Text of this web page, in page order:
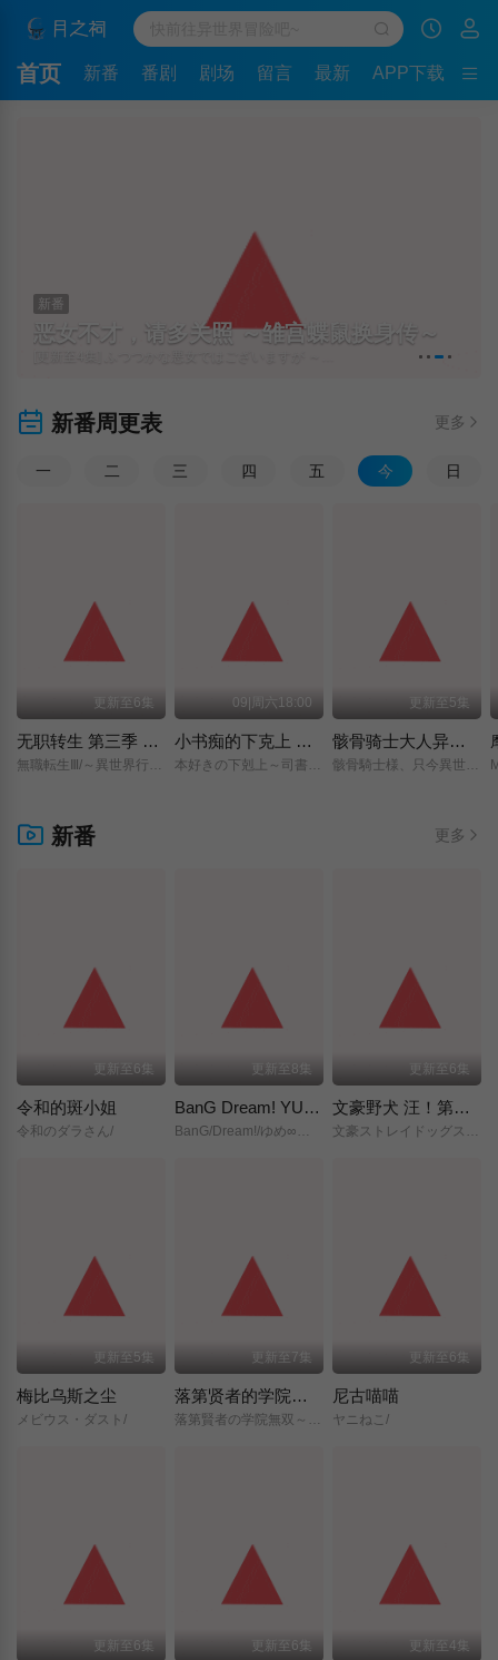
首页 新番 番剧 剧场 留言 最新 APP下载
新番
恶女不才，请多关照 ～雏宫蝶鼠换身传～
新番周更表 更多
一 二 三 四 五 今 日
更新至6集
无职转生 第三季 ～到了异世界就拿出真本事～
無職転生Ⅲ/～異世界行ったら本気だす～/
09|周六18:00
小书痴的下克上 〜为了成为图书管理员而不择手段〜 领主的养女
本好きの下剋上～司書になるためには手段を選んでいられません～/領主の養女/
更新至5集
骸骨骑士大人异世界冒险中 第二季
骸骨騎士様、只今異世界へお出掛け中Ⅱ/
新番 更多
更新至6集
令和的斑小姐
令和のダラさん/
更新至8集
BanG Dream! YUME∞MITA
更新至6集
文豪野犬 汪！第二季
更新至5集
梅比乌斯之尘
メビウス・ダスト/
更新至7集
落第贤者的学院无双～第二次转生的S级开外挂魔术师冒险录～
落第賢者の学院無双～二度目の転生、Sランクチート魔術師冒険録～/
更新至6集
尼古喵喵
ヤニねこ/
更新至6集 更新至6集 更新至4集